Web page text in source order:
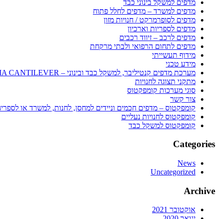
מדפים למשקל בינוני כבד
מדפים למשרד – מדפים לחלל פתוח
מדפים לסופרמרקט / חנויות מזון
מדפים לספריות וארכיון
מדפים לרכב – זיווד רכבים
מדפים לתחום הרפואי ולבתי מרקחת
מידוף תעשייתי
מידע טכני
מערכת מדפים קנטיליבר, למשקל כבד ובינוני – SEQUOIA CANTILEVER
מתקני תצוגה לחנויות
סוגי מערכות קומפקטוס
צור קשר
קומפקטוס – מדפים חכמים וניידים למחסן, לחנות, למשרד או
קומפקטוס לחנויות נעליים
קומפקטוס למשקל כבד
Categories
News
Uncategorized
Archive
אוקטובר 2021